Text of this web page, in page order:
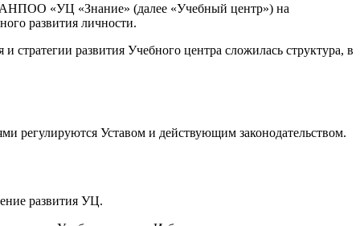
АНПОО «УЦ «Знание» (далее «Учебный центр») на
развития личности.
развития Учебного центра сложилась структура, в
Уставом и действующим законодательством.
развития УЦ.